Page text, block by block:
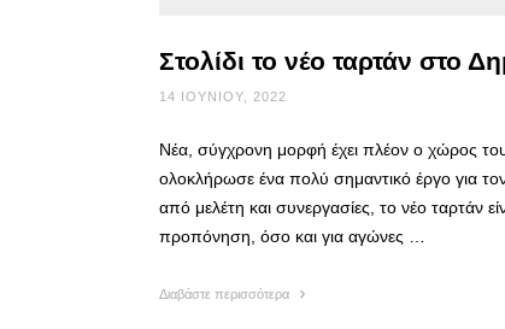
Στολίδι το νέο ταρτάν στο
14 ΙΟΥΝΊΟΥ, 2022
Νέα, σύγχρονη μορφή έχει πλέον ο χώρος
ολοκλήρωσε ένα πολύ σημαντικό έργο για
από μελέτη και συνεργασίες, το νέο ταρτάν
προπόνηση, όσο και για αγώνες …
Διαβάστε περισσότερα